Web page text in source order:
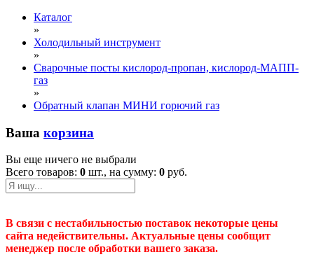
Каталог
»
Холодильный инструмент
»
Сварочные посты кислород-пропан, кислород-МАПП-
газ
»
Обратный клапан МИНИ горючий газ
Ваша корзина
Вы еще ничего не выбрали
Всего товаров: 0 шт., на сумму: 0 руб.
В связи с нестабильностью поставок некоторые цены
сайта недействительны. Актуальные цены сообщит
менеджер после обработки вашего заказа.